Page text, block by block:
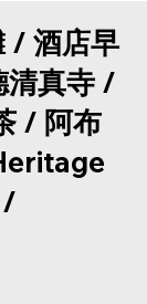
/ 酒店早
清真寺 /
/ 阿布
/